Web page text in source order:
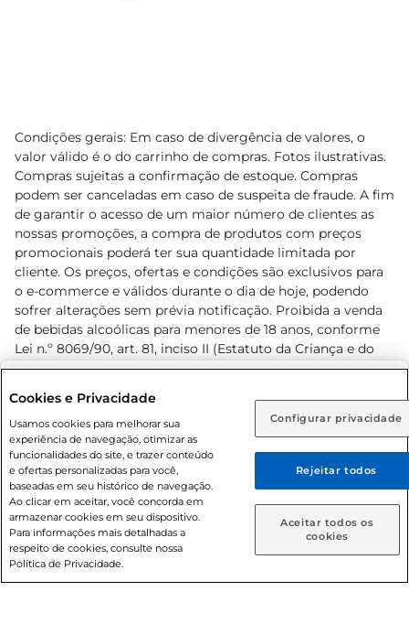
Rio de Janeiro (RJ) Goiás (GO)
Ou
Caso queira comprar online, informe como deseja receber
suas compras:
Entrega em casa Retire em Loja
Condições gerais: Em caso de divergência de valores, o
valor válido é o do carrinho de compras. Fotos ilustrativas.
Compras sujeitas a confirmação de estoque. Compras
podem ser canceladas em caso de suspeita de fraude. A fim
de garantir o acesso de um maior número de clientes as
nossas promoções, a compra de produtos com preços
promocionais poderá ter sua quantidade limitada por
cliente. Os preços, ofertas e condições são exclusivos para
o e-commerce e válidos durante o dia de hoje, podendo
sofrer alterações sem prévia notificação. Proibida a venda
de bebidas alcoólicas para menores de 18 anos, conforme
Lei n.º 8069/90, art. 81, inciso II (Estatuto da Criança e do
Adolescente). Preços e condições exclusivos para o
prévio. O valor mínimo para as compras on-line é de R$
80,00.
© 2026 Copyright. Todos os direitos
reservados Prezunic.
Cookies e Privacidade
Usamos cookies para melhorar sua
experiência de navegação, otimizar as
funcionalidades do site, e trazer conteúdo
e ofertas personalizadas para você,
baseadas em seu histórico de navegação.
Ao clicar em aceitar, você concorda em
armazenar cookies em seu dispositivo.
Para informações mais detalhadas a
respeito de cookies, consulte nossa
Política de Privacidade.
Configurar privacidade
Rejeitar todos
Aceitar todos os
cookies